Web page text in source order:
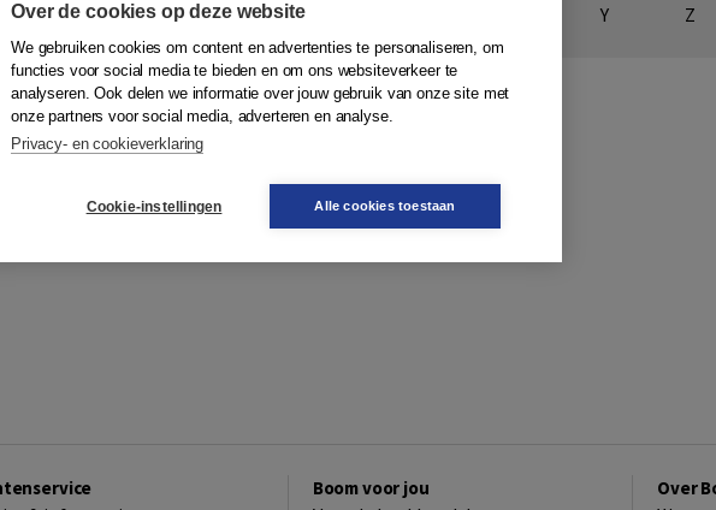
Y
Z
Boom voor jou Over
Over de cookies op deze website
We gebruiken cookies om content en advertenties te personaliseren, om
functies voor social media te bieden en om ons websiteverkeer te
analyseren. Ook delen we informatie over jouw gebruik van onze site met
onze partners voor social media, adverteren en analyse.
Privacy- en cookieverklaring
Cookie-instellingen Alle cookies toestaan